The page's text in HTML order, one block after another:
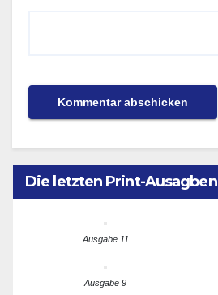
Die letzten Print-Ausagben
Ausgabe 11
Ausgabe 9